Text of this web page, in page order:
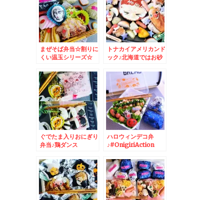
まぜそば弁当☆割りに
くい温玉シリーズ☆
トナカイアメリカンド
ック♪北海道ではお砂
ック
ぐでたま入りおにぎり
弁当♪鶏ダンス
ハロウィンデコ弁
♪#OnigiriAction